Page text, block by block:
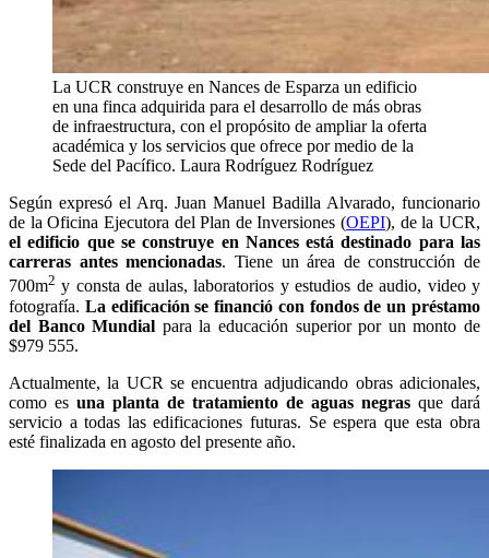
La UCR construye en Nances de Esparza un edificio
en una finca adquirida para el desarrollo de más obras
de infraestructura, con el propósito de ampliar la oferta
académica y los servicios que ofrece por medio de la
Sede del Pacífico. Laura Rodríguez Rodríguez
Según expresó el Arq. Juan Manuel Badilla Alvarado, funcionario
de la Oficina Ejecutora del Plan de Inversiones (OEPI), de la UCR,
el edificio que se construye en Nances está destinado para las
carreras antes mencionadas. Tiene un área de construcción de
700m2 y consta de aulas, laboratorios y estudios de audio, video y
fotografía. La edificación se financió con fondos de un préstamo
del Banco Mundial para la educación superior por un monto de
$979 555.
Actualmente, la UCR se encuentra adjudicando obras adicionales,
como es una planta de tratamiento de aguas negras que dará
servicio a todas las edificaciones futuras. Se espera que esta obra
esté finalizada en agosto del presente año.